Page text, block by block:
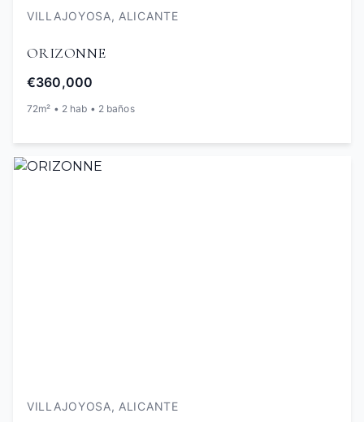
VILLAJOYOSA, ALICANTE
ORIZONNE
€360,000
72m² • 2 hab • 2 baños
VILLAJOYOSA, ALICANTE